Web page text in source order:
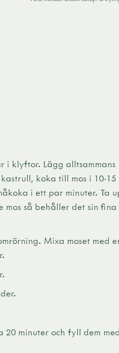
i klyftor. Lägg alltsammans
koka till mos i 10-15
i ett par minuter. Ta
så behåller det sin fina
Mixa moset med
20 minuter och fyll dem